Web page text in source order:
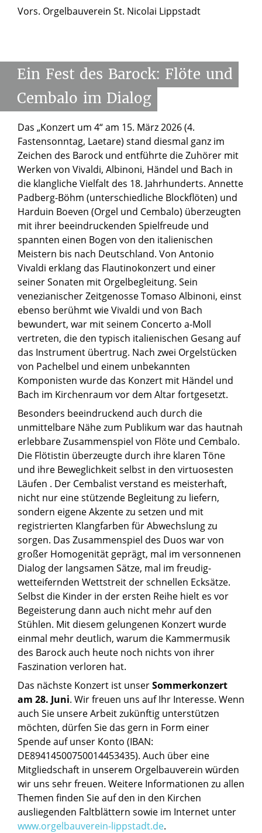
Vors. Orgelbauverein St. Nicolai Lippstadt
Ein Fest des Barock: Flöte und
Cembalo im Dialog
Das „Konzert um 4“ am 15. März 2026 (4.
Fastensonntag, Laetare) stand diesmal ganz im
Zeichen des Barock und entführte die Zuhörer mit
Werken von Vivaldi, Albinoni, Händel und Bach in
die klangliche Vielfalt des 18. Jahrhunderts. Annette
Padberg-Böhm (unterschiedliche Blockflöten) und
Harduin Boeven (Orgel und Cembalo) überzeugten
mit ihrer beeindruckenden Spielfreude und
spannten einen Bogen von den italienischen
Meistern bis nach Deutschland. Von Antonio
Vivaldi erklang das Flautinokonzert und einer
seiner Sonaten mit Orgelbegleitung. Sein
venezianischer Zeitgenosse Tomaso Albinoni, einst
ebenso berühmt wie Vivaldi und von Bach
bewundert, war mit seinem Concerto a-Moll
vertreten, die den typisch italienischen Gesang auf
das Instrument übertrug. Nach zwei Orgelstücken
von Pachelbel und einem unbekannten
Komponisten wurde das Konzert mit Händel und
Bach im Kirchenraum vor dem Altar fortgesetzt.
Besonders beeindruckend auch durch die
unmittelbare Nähe zum Publikum war das hautnah
erlebbare Zusammenspiel von Flöte und Cembalo.
Die Flötistin überzeugte durch ihre klaren Töne
und ihre Beweglichkeit selbst in den virtuosesten
Läufen . Der Cembalist verstand es meisterhaft,
nicht nur eine stützende Begleitung zu liefern,
sondern eigene Akzente zu setzen und mit
registrierten Klangfarben für Abwechslung zu
sorgen. Das Zusammenspiel des Duos war von
großer Homogenität geprägt, mal im versonnenen
Dialog der langsamen Sätze, mal im freudig-
wetteifernden Wettstreit der schnellen Ecksätze.
Selbst die Kinder in der ersten Reihe hielt es vor
Begeisterung dann auch nicht mehr auf den
Stühlen. Mit diesem gelungenen Konzert wurde
einmal mehr deutlich, warum die Kammermusik
des Barock auch heute noch nichts von ihrer
Faszination verloren hat.
Das nächste Konzert ist unserSommerkonzert
am 28. Juni. Wir freuen uns auf Ihr Interesse. Wenn
auch Sie unsere Arbeit zukünftig unterstützen
möchten, dürfen Sie das gern in Form einer
Spende auf unser Konto (IBAN:
DE89414500750014453435). Auch über eine
Mitgliedschaft in unserem Orgelbauverein würden
wir uns sehr freuen. Weitere Informationen zu allen
Themen finden Sie auf den in den Kirchen
ausliegenden Faltblättern sowie im Internet unter
www.orgelbauverein-lippstadt.de.